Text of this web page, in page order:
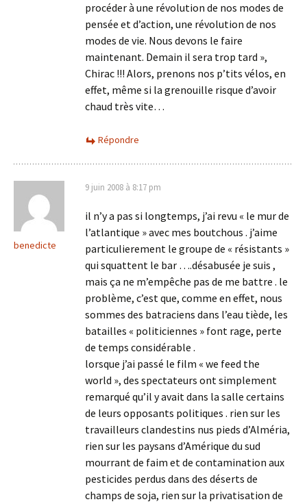
procéder à une révolution de nos modes de
pensée et d’action, une révolution de nos
modes de vie. Nous devons le faire
maintenant. Demain il sera trop tard »,
Chirac !!! Alors, prenons nos p’tits vélos, en
effet, même si la grenouille risque d’avoir
chaud très vite…
Répondre
benedicte
9 juin 2008 à 8:17 pm
il n’y a pas si longtemps, j’ai revu « le mur de
l’atlantique » avec mes boutchous . j’aime
particulierement le groupe de « résistants »
qui squattent le bar ….désabusée je suis ,
mais ça ne m’empêche pas de me battre . le
problème, c’est que, comme en effet, nous
sommes des batraciens dans l’eau tiède, les
batailles « politiciennes » font rage, perte
de temps considérable .
lorsque j’ai passé le film « we feed the
world », des spectateurs ont simplement
remarqué qu’il y avait dans la salle certains
de leurs opposants politiques . rien sur les
travailleurs clandestins nus pieds d’Alméria,
rien sur les paysans d’Amérique du sud
mourrant de faim et de contamination aux
pesticides perdus dans des déserts de
champs de soja, rien sur la privatisation de